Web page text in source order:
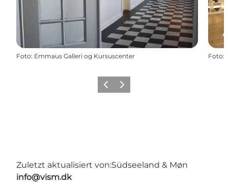
Foto: Emmaus Galleri og Kursuscenter Foto:
ZurückWeiter
Zuletzt aktualisiert von:Südseeland & Møn
info@vism.dk